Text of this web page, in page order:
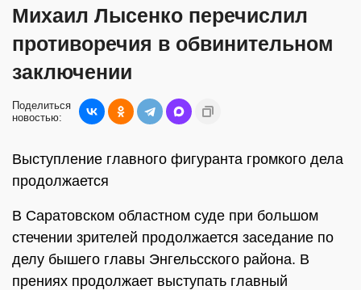
Михаил Лысенко перечислил
противоречия в обвинительном
заключении
Поделиться
новостью:
Выступление главного фигуранта громкого дела
продолжается
В Саратовском областном суде при большом
стечении зрителей продолжается заседание по
делу бышего главы Энгельсского района. В
прениях продолжает выступать главный